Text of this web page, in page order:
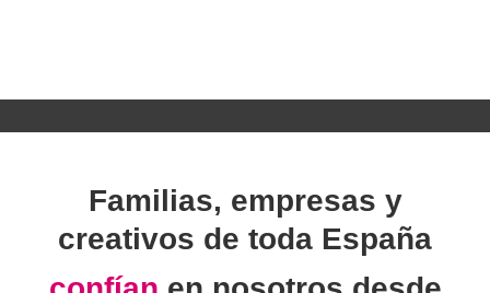
Familias, empresas y
creativos de toda España